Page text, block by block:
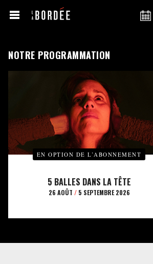
NOTRE PROGRAMMATION
EN OPTION DE L’ABONNEMENT
5 BALLES DANS LA TÊTE
26 AOÛT /5 SEPTEMBRE 2026